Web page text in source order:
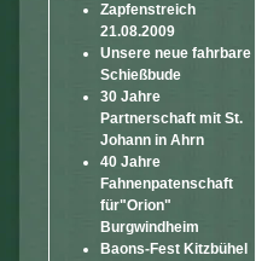
Zapfenstreich
21.08.2009
Unsere neue fahrbare
Schießbude
30 Jahre
Partnerschaft mit St.
Johann in Ahrn
40 Jahre
Fahnenpatenschaft
für"Orion"
Burgwindheim
Baons-Fest Kitzbühel